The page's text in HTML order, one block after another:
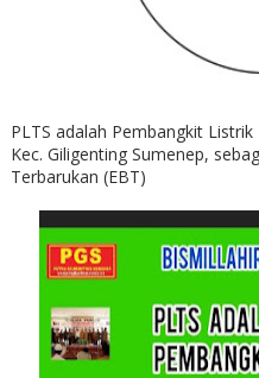
PLTS adalah Pembangkit
Kec. Giligenting Sumenep,
Terbarukan (EBT)